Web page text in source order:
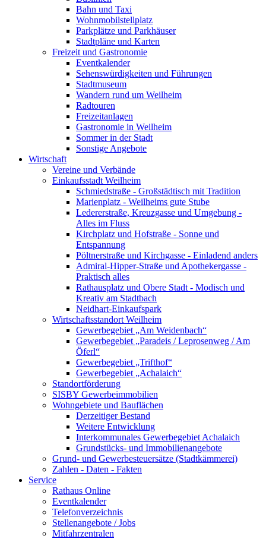
Bahn und Taxi
Wohnmobilstellplatz
Parkplätze und Parkhäuser
Stadtpläne und Karten
Freizeit und Gastronomie
Eventkalender
Sehenswürdigkeiten und Führungen
Stadtmuseum
Wandern rund um Weilheim
Radtouren
Freizeitanlagen
Gastronomie in Weilheim
Sommer in der Stadt
Sonstige Angebote
Wirtschaft
Vereine und Verbände
Einkaufsstadt Weilheim
Schmiedstraße - Großstädtisch mit Tradition
Marienplatz - Weilheims gute Stube
Ledererstraße, Kreuzgasse und Umgebung -
Alles im Fluss
Kirchplatz und Hofstraße - Sonne und
Entspannung
Pöltnerstraße und Kirchgasse - Einladend anders
Admiral-Hipper-Straße und Apothekergasse -
Praktisch alles
Rathausplatz und Obere Stadt - Modisch und
Kreativ am Stadtbach
Neidhart-Einkaufspark
Wirtschaftsstandort Weilheim
Gewerbegebiet „Am Weidenbach“
Gewerbegebiet „Paradeis / Leprosenweg / Am
Öferl“
Gewerbegebiet „Trifthof“
Gewerbegebiet „Achalaich“
Standortförderung
SISBY Gewerbeimmobilien
Wohngebiete und Bauflächen
Derzeitiger Bestand
Weitere Entwicklung
Interkommunales Gewerbegebiet Achalaich
Grundstücks- und Immobilienangebote
Grund- und Gewerbesteuersätze (Stadtkämmerei)
Zahlen - Daten - Fakten
Service
Rathaus Online
Eventkalender
Telefonverzeichnis
Stellenangebote / Jobs
Mitfahrzentralen